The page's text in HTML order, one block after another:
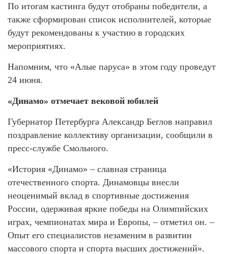
По итогам кастинга будут отобраны победители, а
также сформирован список исполнителей, которые
будут рекомендованы к участию в городских
мероприятиях.
Напомним, что «Алые паруса» в этом году проведут
24 июня.
«Динамо» отмечает вековой юбилей
Губернатор Петербурга Александр Беглов направил
поздравление коллективу организации, сообщили в
пресс-службе Смольного.
«История «Динамо» – славная страница
отечественного спорта. Динамовцы внесли
неоценимый вклад в спортивные достижения
России, одерживая яркие победы на Олимпийских
играх, чемпионатах мира и Европы, – отметил он. –
Опыт его специалистов незаменим в развитии
массового спорта и спорта высших достижений».